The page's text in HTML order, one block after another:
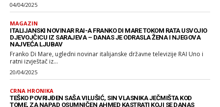
04/04/2025
MAGAZIN
ITALIJANSKI NOVINAR RAI-A FRANKO DI MARE TOKOM RATA USVOJIO
DJEVOJČICU IZ SARAJEVA – DANAS JE ODRASLA ŽENA I NJEGOVA
NAJVEĆA LJUBAV
Franko Di Mare, ugledni novinar italijanske državne televizije RAI Uno i
ratni izvještač iz...
20/04/2025
CRNA HRONIKA
TEŠKO POVRIJĐEN SAŠA VILUŠIĆ, SIN VLASNIKA JEČMIŠTA KOD
TOME, ZA NAPAD OSUMNIČEN AHMED KASTRATI KOJI SE DANAS